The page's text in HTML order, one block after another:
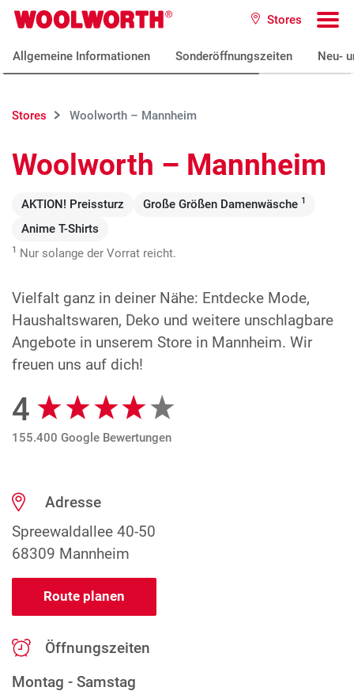
Zum Hauptinhalt
Woolworth GmbH Stores
Allgemeine Informationen Sonderöffnungszeiten Neu-
Stores Woolworth – Mannheim
Woolworth – Mannheim
AKTION! Preissturz Große Größen Damenwäsche 1
Anime T-Shirts
1 Nur solange der Vorrat reicht.
Vielfalt ganz in deiner Nähe: Entdecke Mode,
Haushaltswaren, Deko und weitere unschlagbare
Angebote in unserem Store in Mannheim. Wir
freuen uns auf dich!
Google Bewertungen
4
155.400 Google Bewertungen
Adresse
Spreewaldallee 40-50
68309 Mannheim
Route planen
Öffnungszeiten
Montag - Samstag